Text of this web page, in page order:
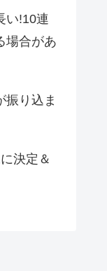
い!10連
場合があ
振り込ま
決定＆